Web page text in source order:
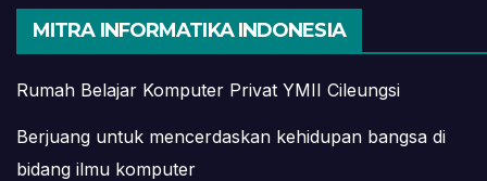
MITRA INFORMATIKA INDONESIA
Rumah Belajar Komputer Privat YMII Cileungsi
Berjuang untuk mencerdaskan kehidupan bangsa di
bidang ilmu komputer